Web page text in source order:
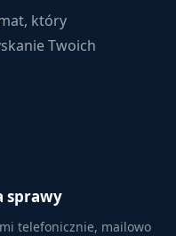
który
Twoich
sprawy
telefonicznie, mailowo